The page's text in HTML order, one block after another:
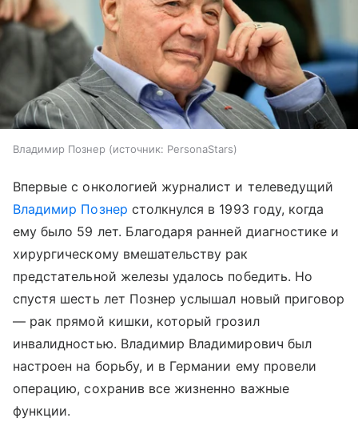
Владимир Познер источник: PersonaStars
Впервые с онкологией журналист и телеведущий
Владимир Познер столкнулся в 1993 году, когда
ему было 59 лет. Благодаря ранней диагностике и
хирургическому вмешательству рак
предстательной железы удалось победить. Но
спустя шесть лет Познер услышал новый приговор
— рак прямой кишки, который грозил
инвалидностью. Владимир Владимирович был
настроен на борьбу, и в Германии ему провели
операцию, сохранив все жизненно важные
функции.